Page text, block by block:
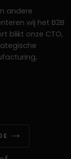
andere
wij het B2B
blikt onze CTO,